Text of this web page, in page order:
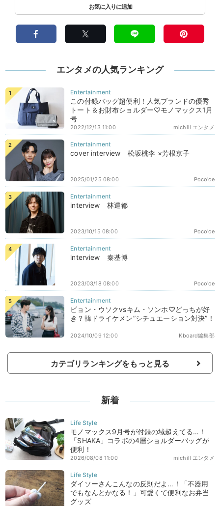
エンタメの人気ランキング
この付録バッグ超便利！人気ブランドの優秀
トート＆お財布ショルダー♡モノマックス1月
号
michill エンタメ
2022/12/13 11:00
cover interview 松坂桃李 ×芳根京子
Poco'ce
2025/01/25 08:00
interview 林遣都
Poco'ce
2023/10/15 08:00
interview 秦基博
Poco'ce
2023/03/18 08:00
ビョン・ウソクvsキム・ソンホ♡どっちが好
き？韓ドライケメン”シチュエーション対決”！
Kboard編集部
2024/10/09 12:00
カテゴリランキングをもっと見る
新着
モノマックス9月号が付録の域超えてる…！
「SHAKA」コラボの4層ショルダーバッグが
便利！
michill エンタメ
2026/08/08 11:00
ダイソーさんこんなの反則だよ…！「不器用
でもなんとかなる！」可愛くて便利なお弁当
グッズ